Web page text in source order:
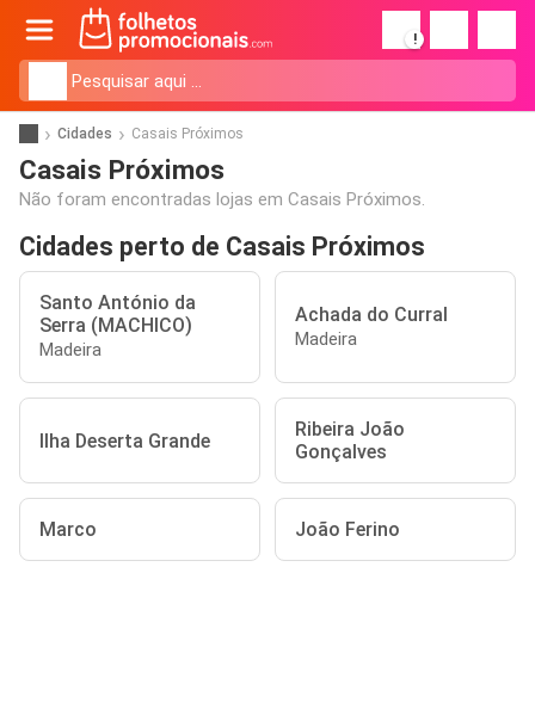
!
Cidades Casais Próximos
Casais Próximos
Não foram encontradas lojas em Casais Próximos.
Cidades perto de Casais Próximos
Santo António da
Serra (MACHICO)
Madeira
Achada do Curral
Madeira
Ilha Deserta Grande
Ribeira João
Gonçalves
Marco João Ferino